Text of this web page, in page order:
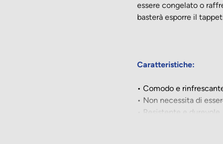
essere congelato o
basterà esporre il
Caratteristiche:
• Comodo e
• Non necessita di
• Resistente e durevole